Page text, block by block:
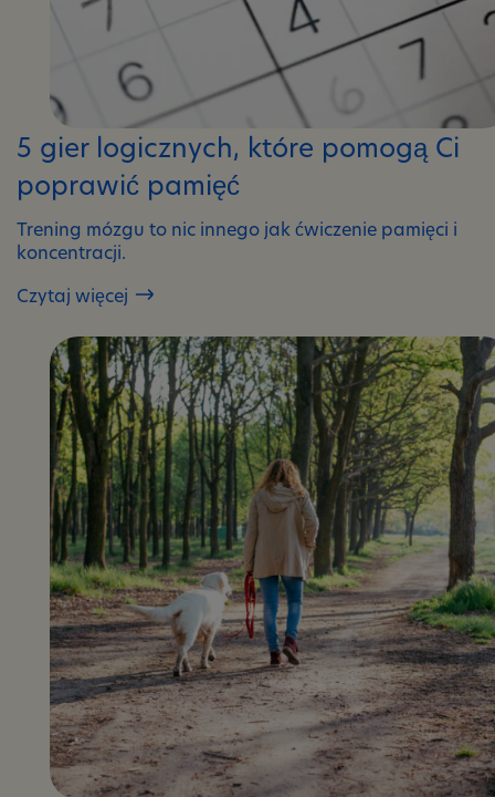
5 gier logicznych, które pomogą Ci
poprawić pamięć
Trening mózgu to nic innego jak ćwiczenie pamięci i
koncentracji.
Czytaj więcej
5
logicznych,
które
pomogą
poprawić
pamięć